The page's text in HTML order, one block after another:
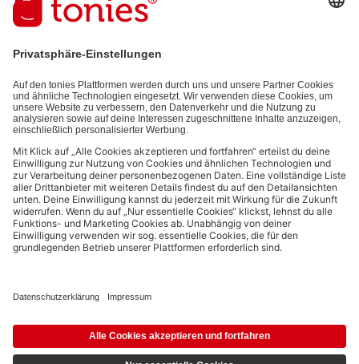
auf den von dir bereitgestellten Informationen (z.B. Account-
informationen) und den von dir zu Werbezwecken bereitgestellten
Datenschutzbestimmungen.
Bezahlmethoden:
Links zu sozialen Netzwerken
Die Nutzung der Inhalte für Text- und Data-Mining von (generativen) KI
Zusammenhang ausdrücklich vorbehalten und daher verboten.